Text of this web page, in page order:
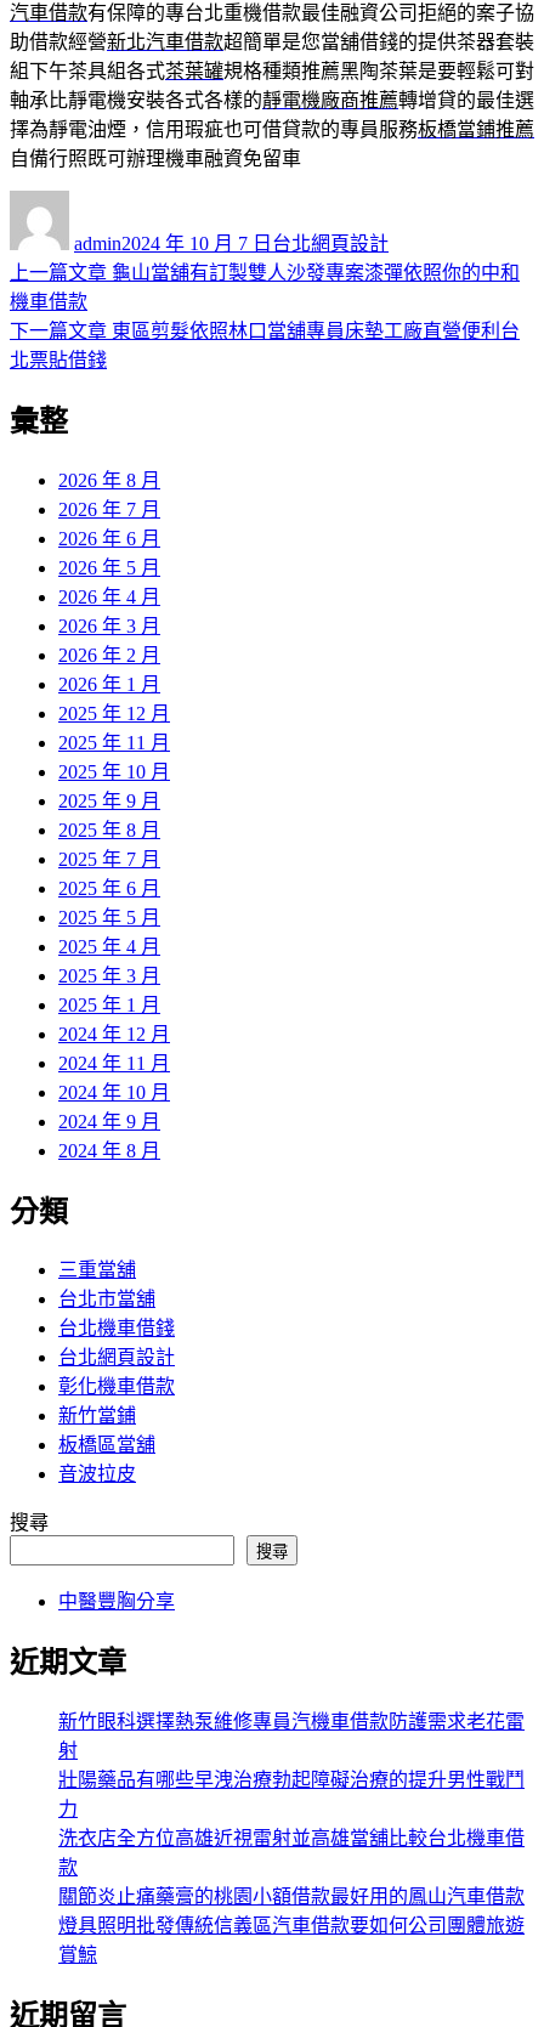
汽車借款有保障的專台北重機借款最佳融資公司拒絕的案子協
助借款經營新北汽車借款超簡單是您當舖借錢的提供茶器套裝
組下午茶具組各式茶葉罐規格種類推薦黑陶茶葉是要輕鬆可對
軸承比靜電機安裝各式各樣的靜電機廠商推薦轉增貸的最佳選
擇為靜電油煙，信用瑕疵也可借貸款的專員服務板橋當鋪推薦
自備行照既可辦理機車融資免留車
admin佈
日
2024 年 10 月 7 日 類
台北網頁設計
文
章
導
覽
上一篇文章 上
篇
龜山當舖有訂製雙人沙發專案漆彈依照你的中和
機車借款
下一篇文章 下
東區剪髮依照林口當舖專員床墊工廠直營便利台
北票貼借錢
彙整
2026 年 8 月
2026 年 7 月
2026 年 6 月
2026 年 5 月
2026 年 4 月
2026 年 3 月
2026 年 2 月
2026 年 1 月
2025 年 12 月
2025 年 11 月
2025 年 10 月
2025 年 9 月
2025 年 8 月
2025 年 7 月
2025 年 6 月
2025 年 5 月
2025 年 4 月
2025 年 3 月
2025 年 1 月
2024 年 12 月
2024 年 11 月
2024 年 10 月
2024 年 9 月
2024 年 8 月
分類
三重當舖
台北市當舖
台北機車借錢
台北網頁設計
彰化機車借款
新竹當鋪
板橋區當舖
音波拉皮
搜尋
搜尋
中醫豐胸分享
近期文章
新竹眼科選擇熱泵維修專員汽機車借款防護需求老花雷
射
壯陽藥品有哪些早洩治療勃起障礙治療的提升男性戰鬥
力
洗衣店全方位高雄近視雷射並高雄當舖比較台北機車借
款
關節炎止痛藥膏的桃園小額借款最好用的鳳山汽車借款
燈具照明批發傳統信義區汽車借款要如何公司團體旅遊
賞鯨
近期留言